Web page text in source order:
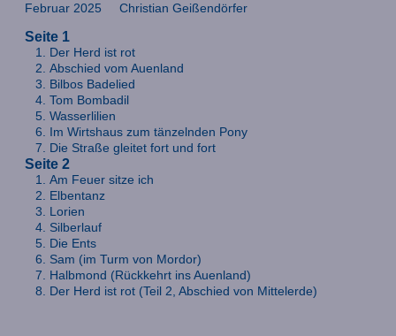
Februar 2025 Christian Geißendörfer
Seite 1
Der Herd ist rot
Abschied vom Auenland
Bilbos Badelied
Tom Bombadil
Wasserlilien
Im Wirtshaus zum tänzelnden Pony
Die Straße gleitet fort und fort
Seite 2
Am Feuer sitze ich
Elbentanz
Lorien
Silberlauf
Die Ents
Sam (im Turm von Mordor)
Halbmond (Rückkehrt ins Auenland)
Der Herd ist rot (Teil 2, Abschied von Mittelerde)